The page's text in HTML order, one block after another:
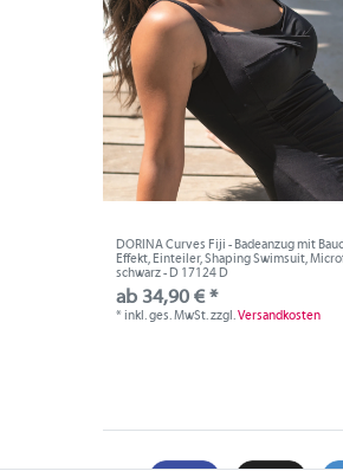
DORINA Curves Fiji - Badeanzug mit
Effekt, Einteiler, Shaping Swimsuit,
schwarz - D 17124 D
ab 34,90 € *
*inkl. ges. MwSt.zzgl.Versandkosten